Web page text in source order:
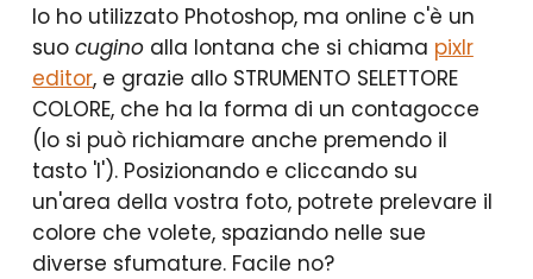
Io ho utilizzato Photoshop, ma online c'è un
suo cuginoalla lontana che si chiama pixlr
editor, e grazie allo STRUMENTO SELETTORE
COLORE, che ha la forma di un contagocce
(lo si può richiamare anche premendo il
tasto 'I'). Posizionando e cliccando su
un'area della vostra foto, potrete prelevare il
colore che volete, spaziando nelle sue
diverse sfumature. Facile no?